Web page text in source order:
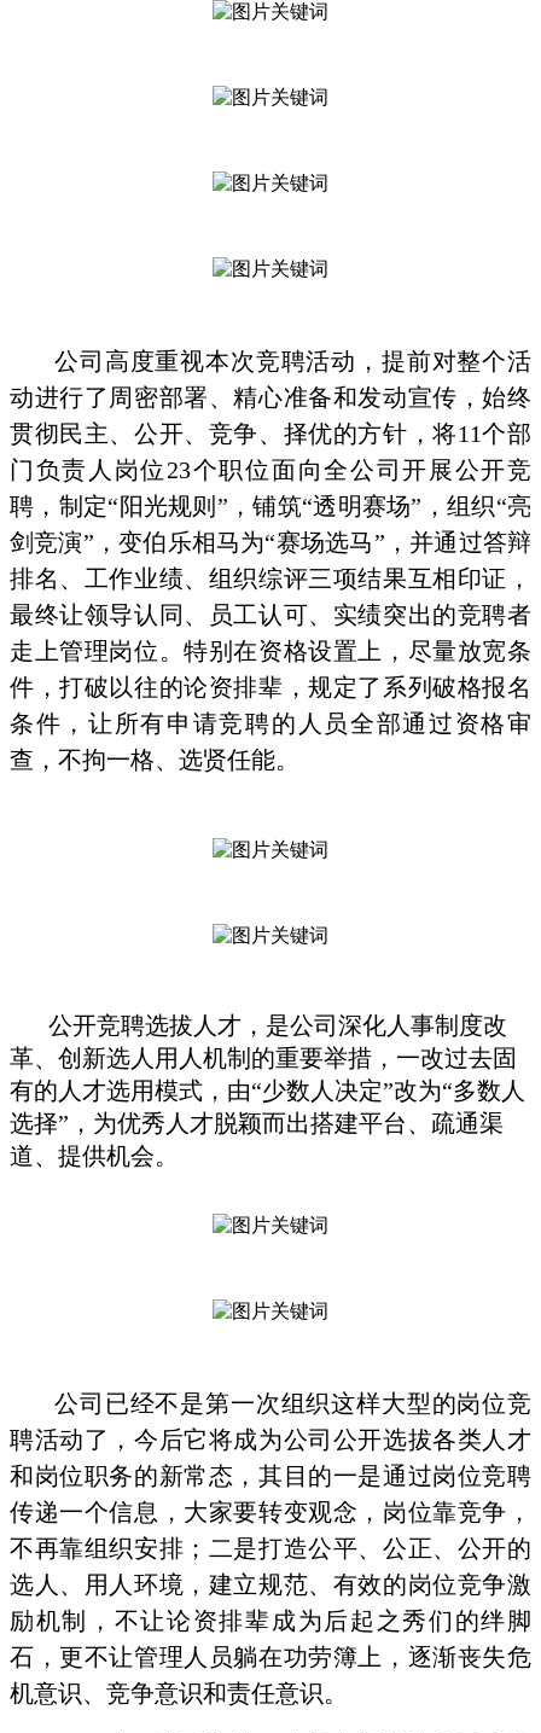
公司高度重视本次竞聘活动，提前对整个活
动进行了周密部署、精心准备和发动宣传，始终
贯彻民主、公开、竞争、择优的方针，将11个部
门负责人岗位23个职位面向全公司开展公开竞
聘，制定“阳光规则”，铺筑“透明赛场”，组织“亮
剑竞演”，变伯乐相马为“赛场选马”，并通过答辩
排名、工作业绩、组织综评三项结果互相印证，
最终让领导认同、员工认可、实绩突出的竞聘者
走上管理岗位。特别在资格设置上，尽量放宽条
件，打破以往的论资排辈，规定了系列破格报名
条件，让所有申请竞聘的人员全部通过资格审
查，不拘一格、选贤任能。
公开竞聘选拔人才，是公司深化人事制度改
革、创新选人用人机制的重要举措，一改过去固
有的人才选用模式，由“少数人决定”改为“多数人
选择”，为优秀人才脱颖而出搭建平台、疏通渠
道、提供机会。
公司已经不是第一次组织这样大型的岗位竞
聘活动了，今后它将成为公司公开选拔各类人才
和岗位职务的新常态，其目的一是通过岗位竞聘
传递一个信息，大家要转变观念，岗位靠竞争，
不再靠组织安排；二是打造公平、公正、公开的
选人、用人环境，建立规范、有效的岗位竞争激
励机制，不让论资排辈成为后起之秀们的绊脚
石，更不让管理人员躺在功劳簿上，逐渐丧失危
机意识、竞争意识和责任意识。